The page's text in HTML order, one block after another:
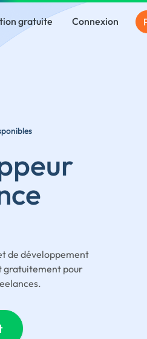
gratuite Connexion
de développement
gratuitement pour